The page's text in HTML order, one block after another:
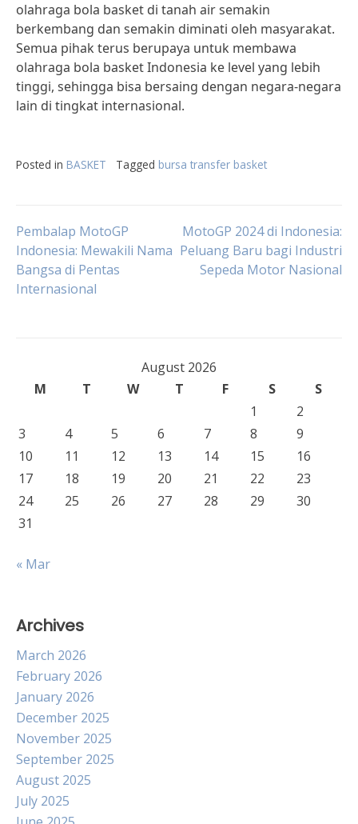
olahraga bola basket di tanah air semakin
berkembang dan semakin diminati oleh masyarakat.
Semua pihak terus berupaya untuk membawa
olahraga bola basket Indonesia ke level yang lebih
tinggi, sehingga bisa bersaing dengan negara-negara
lain di tingkat internasional.
Posted in BASKET Tagged bursa transfer basket
Post
navigation
Pembalap MotoGP
Indonesia: Mewakili Nama
Bangsa di Pentas
Internasional
MotoGP 2024 di Indonesia:
Peluang Baru bagi Industri
Sepeda Motor Nasional
August 2026
M
T W T F S
S
1
2
3
4 5 6 7 8
9
10
11 12 13 14 15
16
17
18 19 20 21 22
23
24
25 26 27 28 29
30
31
« Mar
Archives
March 2026
February 2026
January 2026
December 2025
November 2025
September 2025
August 2025
July 2025